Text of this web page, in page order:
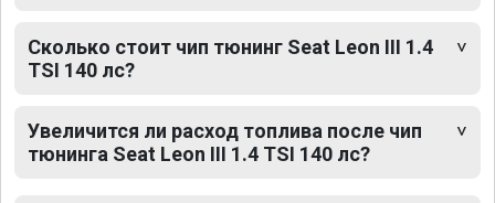
Сколько стоит чип тюнинг Seat Leon III 1.4
TSI 140 лс?
Увеличится ли расход топлива после чип
тюнинга Seat Leon III 1.4 TSI 140 лс?